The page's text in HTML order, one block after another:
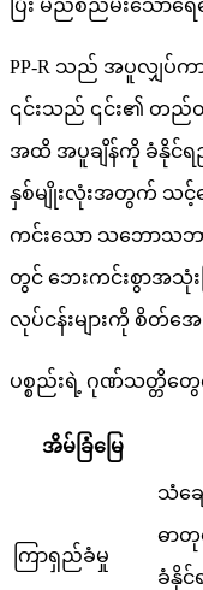
ပြီး မညစ်ညမ်းသောရ
PP-R သည် အပူလျှပ်
၎င်းသည် ၎င်း၏ တည်
အထိ အပူချိန်ကို ခံနိုင်ရ
နှစ်မျိုးလုံးအတွက် သင့်
ကင်းသော သဘောသဘာ
တွင် ဘေးကင်းစွာအသုံးပြု
လုပ်ငန်းများကို စိတ်အေ
ပစ္စည်းရဲ့ ဂုဏ်သတ္တိတွ
အိမ်ခြံမြေ
ကြာရှည်ခံမှု
သံချ
ဓာတု
ခံနို